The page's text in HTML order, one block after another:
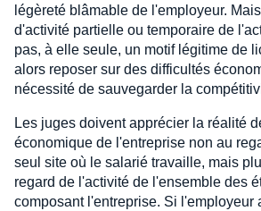
légèreté blâmable de l'employeur.
d'activité partielle ou temporaire de
pas, à elle seule, un motif légitime de
alors reposer sur des difficultés
nécessité de sauvegarder la
Les juges doivent apprécier la réalité
économique de l'entreprise non au
seul site où le salarié travaille, mais
regard de l'activité de l'ensemble des
composant l'entreprise. Si l'employeur